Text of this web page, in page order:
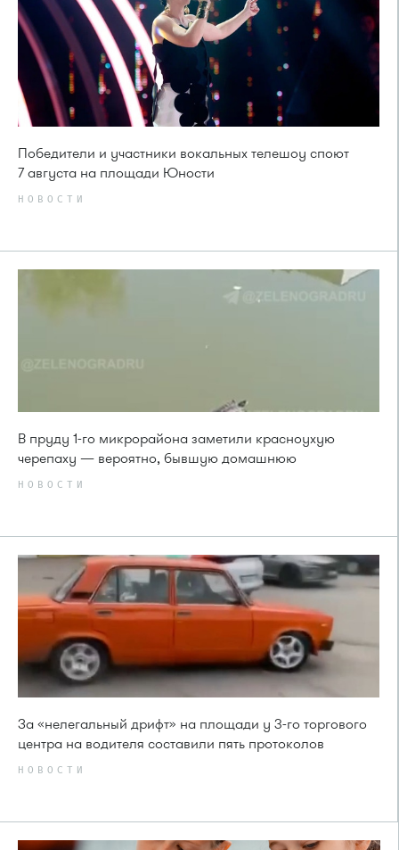
Победители и участники вокальных телешоу споют
7 августа на площади Юности
НОВОСТИ
В пруду 1-го микрорайона заметили красноухую
черепаху — вероятно, бывшую домашнюю
НОВОСТИ
За «нелегальный дрифт» на площади у 3-го торгового
центра на водителя составили пять протоколов
НОВОСТИ